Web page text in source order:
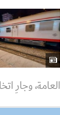
العامة، وجارِ